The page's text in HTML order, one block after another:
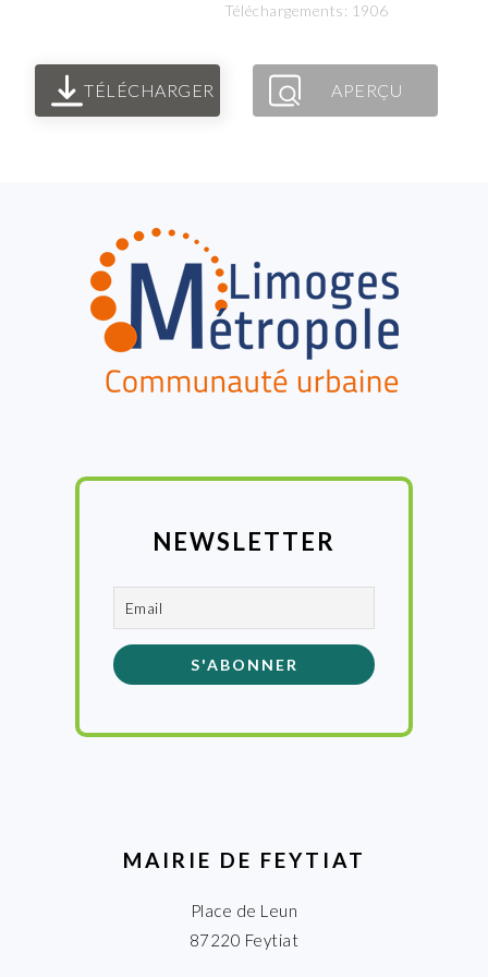
Téléchargements: 1906
TÉLÉCHARGER APERÇU
NEWSLETTER
MAIRIE DE FEYTIAT
Place de Leun
87220 Feytiat